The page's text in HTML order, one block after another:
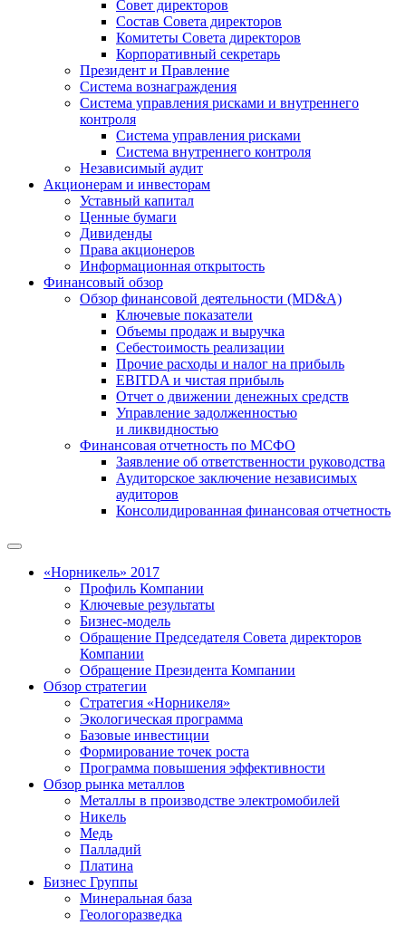
Совет директоров
Состав Совета директоров
Комитеты Совета директоров
Корпоративный секретарь
Президент и Правление
Система вознаграждения
Система управления рисками и внутреннего
контроля
Система управления рисками
Система внутреннего контроля
Независимый аудит
Акционерам и инвесторам
Уставный капитал
Ценные бумаги
Дивиденды
Права акционеров
Информационная открытость
Финансовый обзор
Обзор финансовой деятельности (MD&A)
Ключевые показатели
Объемы продаж и выручка
Себестоимость реализации
Прочие расходы и налог на прибыль
EBITDA и чистая прибыль
Отчет о движении денежных средств
Управление задолженностью
и ликвидностью
Финансовая отчетность по МСФО
Заявление об ответственности руководства
Аудиторское заключение независимых
аудиторов
Консолидированная финансовая отчетность
«Норникель» 2017
Профиль Компании
Ключевые результаты
Бизнес-модель
Обращение Председателя Совета директоров
Компании
Обращение Президента Компании
Обзор стратегии
Стратегия «Норникеля»
Экологическая программа
Базовые инвестиции
Формирование точек роста
Программа повышения эффективности
Обзор рынка металлов
Металлы в производстве электромобилей
Никель
Медь
Палладий
Платина
Бизнес Группы
Минеральная база
Геологоразведка